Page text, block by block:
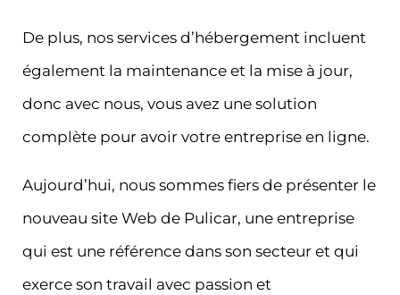
De plus, nos services d’hébergement incluent
également la maintenance et la mise à jour,
donc avec nous, vous avez une solution
complète pour avoir votre entreprise en ligne.
Aujourd’hui, nous sommes fiers de présenter le
nouveau site Web de Pulicar, une entreprise
qui est une référence dans son secteur et qui
exerce son travail avec passion et